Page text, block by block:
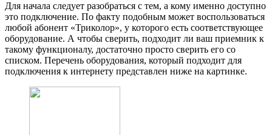
Для начала следует разобраться с тем, а кому именно доступно
это подключение. По факту подобным может воспользоваться
любой абонент «Триколор», у которого есть соответствующее
оборудование. А чтобы сверить, подходит ли ваш приемник к
такому функционалу, достаточно просто сверить его со
списком. Перечень оборудования, который подходит для
подключения к интернету представлен ниже на картинке.